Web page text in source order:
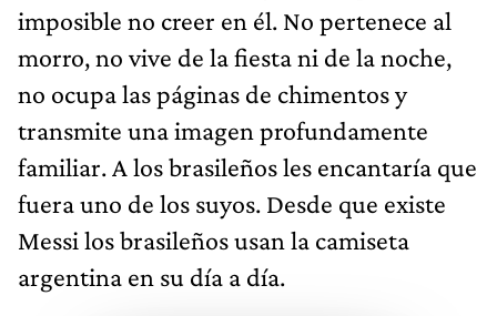
imposible no creer en él. No pertenece al
morro, no vive de la fiesta ni de la noche,
no ocupa las páginas de chimentos y
transmite una imagen profundamente
familiar. A los brasileños les encantaría que
fuera uno de los suyos. Desde que existe
Messi los brasileños usan la camiseta
argentina en su día a día.